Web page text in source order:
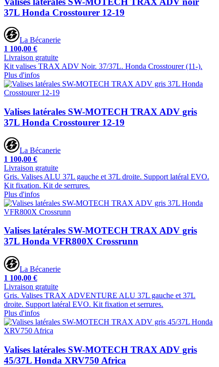
37L Honda Crosstourer 12-19
La Bécanerie
1 100,00 €
Livraison gratuite
Kit valises TRAX ADV Noir. 37/37L. Honda Crosstourer (11-).
Plus d'infos
Valises latérales SW-MOTECH TRAX ADV gris
37L Honda Crosstourer 12-19
La Bécanerie
1 100,00 €
Livraison gratuite
Gris. Valises ALU 37L gauche et 37L droite. Support latéral EVO.
Kit fixation. Kit de serrures.
Plus d'infos
Valises latérales SW-MOTECH TRAX ADV gris
37L Honda VFR800X Crossrunn
La Bécanerie
1 100,00 €
Livraison gratuite
Gris. Valises TRAX ADVENTURE ALU 37L gauche et 37L
droite. Support latéral EVO. Kit fixation et serrures.
Plus d'infos
Valises latérales SW-MOTECH TRAX ADV gris
45/37L Honda XRV750 Africa